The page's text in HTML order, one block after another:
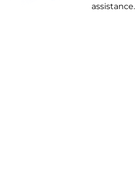
assistance.